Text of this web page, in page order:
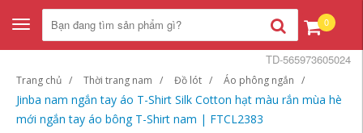
Toggle
navigation
0
Trang chủ Thời trang nam Đồ lót Áo phông ngắn
Jinba nam ngắn tay áo T-Shirt Silk Cotton hạt màu rắn mùa hè
mới ngắn tay áo bông T-Shirt nam | FTCL2383
TD-565973605024